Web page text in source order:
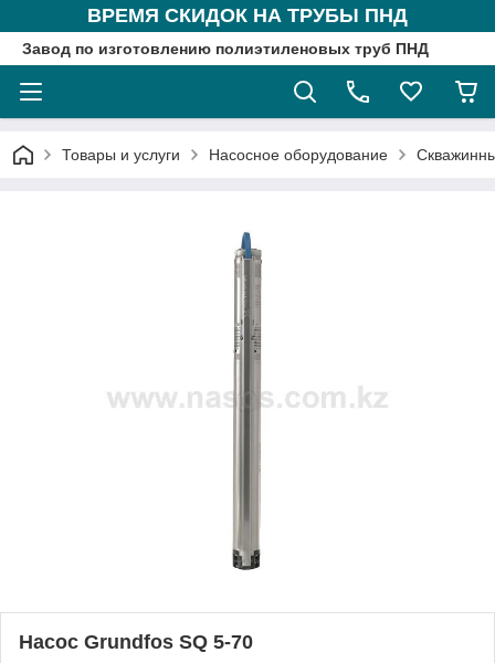
ВРЕМЯ СКИДОК НА ТРУБЫ ПНД
Завод по изготовлению полиэтиленовых труб ПНД
Товары и услуги Насосное оборудование
Насос Grundfos SQ 5-70